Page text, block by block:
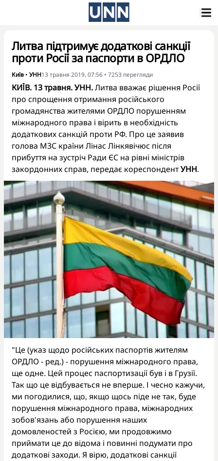
Литва підтримує додаткові санкції
проти Росії за паспорти в ОРДЛО
Київ • УНН13 травня 2019, 07:56 • 7253 перегляди
КИЇВ. 13 травня. УНН.Литва вважає рішення Росії
про спрощення отримання російського
громадянства жителями ОРДЛО порушенням
міжнародного права і вірить в необхідність
додаткових санкцій проти РФ. Про це заявив
голова МЗС країни Лінас Лінкявічюс після
прибуття на зустріч Ради ЄС на рівні міністрів
закордонних справ, передає кореспондентУНН.
"Це (указ щодо російських паспортів жителям
ОРДЛО - ред.) - порушення міжнародного права,
ще одне. Цей процес паспортизації був і в Грузії.
Так що це відбувається не вперше. І чесно кажучи,
ми погодилися, що, якщо щось піде не так, буде
порушення міжнародного права, міжнародних
зобов'язань або порушення наших
домовленостей з Росією, ми продовжимо
приймати це до відома і повинні подумати про
додаткові заходи. Я вірю, додаткові санкції